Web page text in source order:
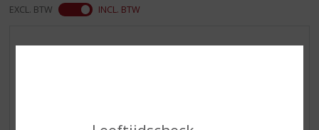
EXCL. BTW INCL. BTW
AANBIEDINGEN